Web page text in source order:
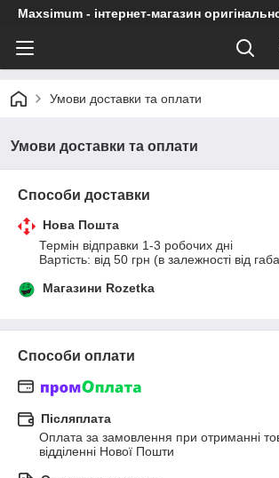
Maxsimum - інтернет-магазин
Умови доставки та оплати
Умови доставки та оплати
Способи доставки
Нова Пошта
Термін відправки 1-3 робочих дні
Вартість: від 50 грн (в залежності від
Магазини Rozetka
Способи оплати
Післяплата
Оплата за замовлення при отриманні
відділенні Нової Пошти